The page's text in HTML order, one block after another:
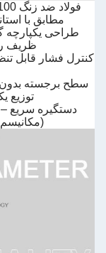
مطابق با
طراحی یکپارچه
ظریف
کنترل فشار قابل
سطح برجسته
توزیع
دستگیره سریع –
(مکانیسم چرخش